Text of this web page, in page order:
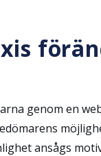
genom en
ansågs